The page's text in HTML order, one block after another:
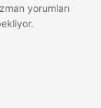
yorumları